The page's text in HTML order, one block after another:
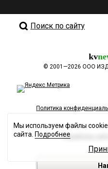
Поиск по сайту
kv
© 2001—2026 ООО
Политика
Разработка сайта
Мы используем файлы
сайта. Подробнее